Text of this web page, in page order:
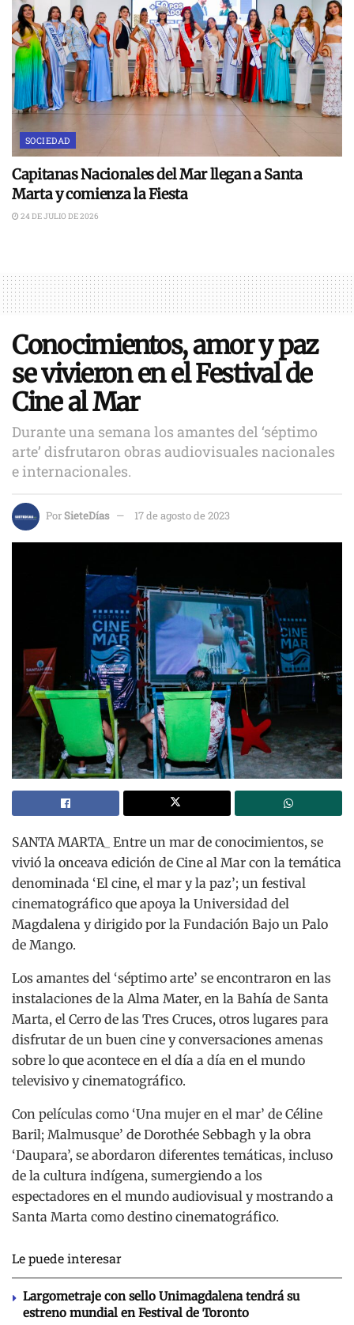
SOCIEDAD
Capitanas Nacionales del Mar llegan a Santa
Marta y comienza la Fiesta
24 DE JULIO DE 2026
Conocimientos, amor y paz
se vivieron en el Festival de
Cine al Mar
Durante una semana los amantes del ‘séptimo
arte’ disfrutaron obras audiovisuales nacionales
e internacionales.
PorSieteDías 17 de agosto de 2023
SANTA MARTA_ Entre un mar de conocimientos, se
vivió la onceava edición de Cine al Mar con la temática
denominada ‘El cine, el mar y la paz’; un festival
cinematográfico que apoya la Universidad del
Magdalena y dirigido por la Fundación Bajo un Palo
de Mango.
Los amantes del ‘séptimo arte’ se encontraron en las
instalaciones de la Alma Mater, en la Bahía de Santa
Marta, el Cerro de las Tres Cruces, otros lugares para
disfrutar de un buen cine y conversaciones amenas
sobre lo que acontece en el día a día en el mundo
televisivo y cinematográfico.
Con películas como ‘Una mujer en el mar’ de Céline
Baril; Malmusque’ de Dorothée Sebbagh y la obra
‘Daupara’, se abordaron diferentes temáticas, incluso
de la cultura indígena, sumergiendo a los
espectadores en el mundo audiovisual y mostrando a
Santa Marta como destino cinematográfico.
Le puede interesar
Largometraje con sello Unimagdalena tendrá su
estreno mundial en Festival de Toronto